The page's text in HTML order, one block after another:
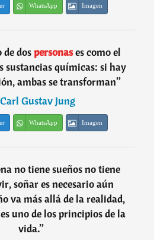
WhatsApp Imagen
dospersonases como el
sustancias químicas: si hay
ambas se transforman”
Carl Gustav Jung
WhatsApp Imagen
no tiene sueños no tiene
soñar es necesario aún
va más allá de la realidad,
uno de los principios de la
vida.”